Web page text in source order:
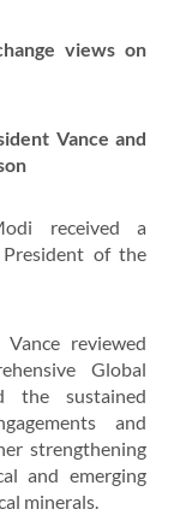
views on
Vance and
received a
of the
reviewed
Global
the sustained
and
strengthening
and emerging
minerals.